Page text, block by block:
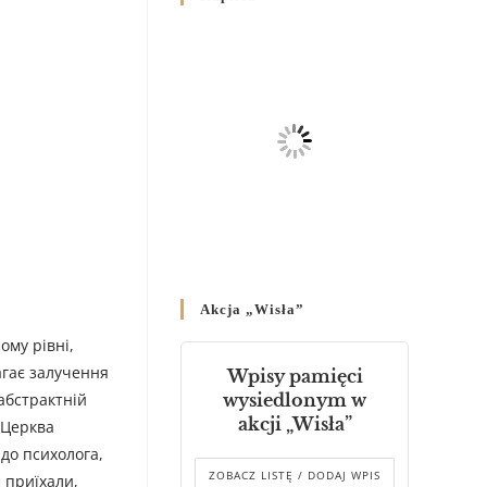
рівні,
залучення
психолога,
Родин
Справ Молоді та встановленя
складу Катихитичної Комісії
днях 2-12 липня 2024 р.”
Декрет єпископів
Перемисько-Варшавської
Митрополії стосовно
звершування Божественної
літургії
Akcja „Wisła”
Wpisy pamięci
wysiedlonym w
akcji „Wisła”
ZOBACZ LISTĘ / DODAJ WPIS